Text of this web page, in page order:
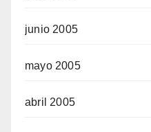
junio 2005
mayo 2005
abril 2005